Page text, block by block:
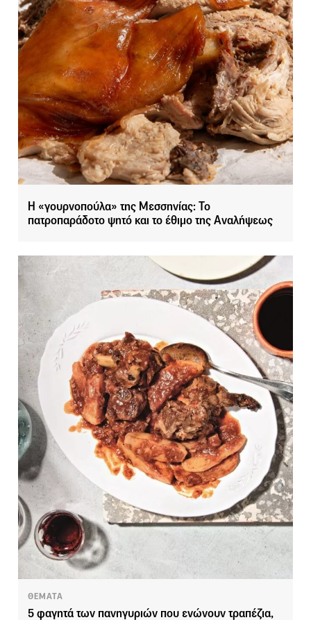
Η «γουρνοπούλα» της Μεσσηνίας: Το
πατροπαράδοτο ψητό και το έθιμο της Αναλήψεως
ΘΕΜΑΤΑ
5 φαγητά των πανηγυριών που ενώνουν τραπέζια,